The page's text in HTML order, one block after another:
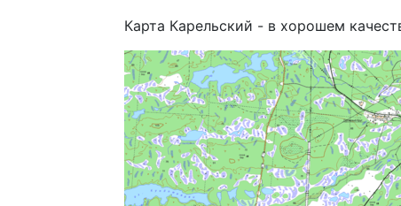
Карта Карельский - в хорошем